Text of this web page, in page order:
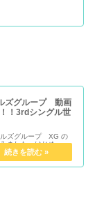
ズグループ 動画
！3rdシングル世
ルズグループ XG の
ました。はじめ、
時は、新しい韓国グ
ー全員が日本人との
Girls...